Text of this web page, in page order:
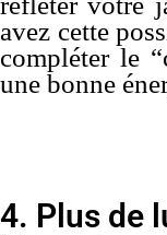
avez cette
compléter le
une bonne
4. Plus de